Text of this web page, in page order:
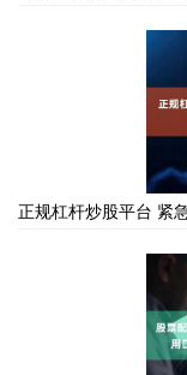
正规杠杆炒股平台 紧